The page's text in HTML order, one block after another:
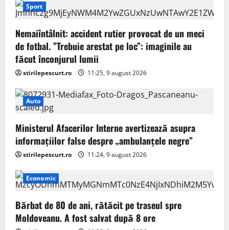
Sport
Nemaiîntâlnit: accident rutier provocat de un meci
de fotbal. ”Trebuie arestat pe loc”: imaginile au
făcut înconjurul lumii
stirilepescurt.ro 11:25, 9 august 2026
Auto
Ministerul Afacerilor Interne avertizează asupra
informațiilor false despre „ambulanțele negre”
stirilepescurt.ro 11:24, 9 august 2026
Economic
Bărbat de 80 de ani, rătăcit pe traseul spre
Moldoveanu. A fost salvat după 8 ore